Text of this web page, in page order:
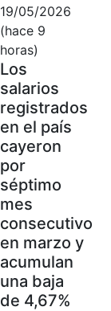
19/05/2026
(hace 9
horas)
Los
salarios
registrados
en el país
cayeron
por
séptimo
mes
consecutivo
en marzo y
acumulan
una baja
de 4,67%